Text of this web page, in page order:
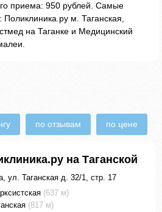
приема: 950 рублей. Самые
м. Таганская,
на Таганке и Медицинский
по отзывам по цене
на Таганской
ул. Таганская д. 32/1, стр. 17
(637 м)
(817 м)